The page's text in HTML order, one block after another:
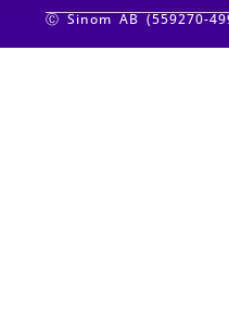
Ⓒ Sinom AB (559270-